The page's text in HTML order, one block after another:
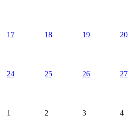
17 18 19 20
24 25 26 27
1 2 3 4